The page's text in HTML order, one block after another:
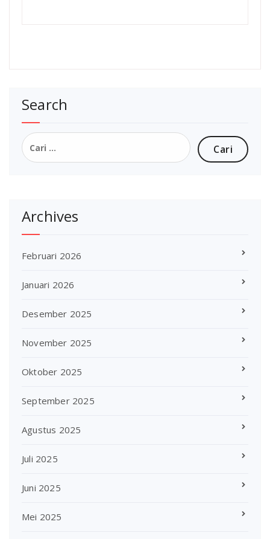
Search
Cari
untuk:
Archives
Februari 2026
Januari 2026
Desember 2025
November 2025
Oktober 2025
September 2025
Agustus 2025
Juli 2025
Juni 2025
Mei 2025